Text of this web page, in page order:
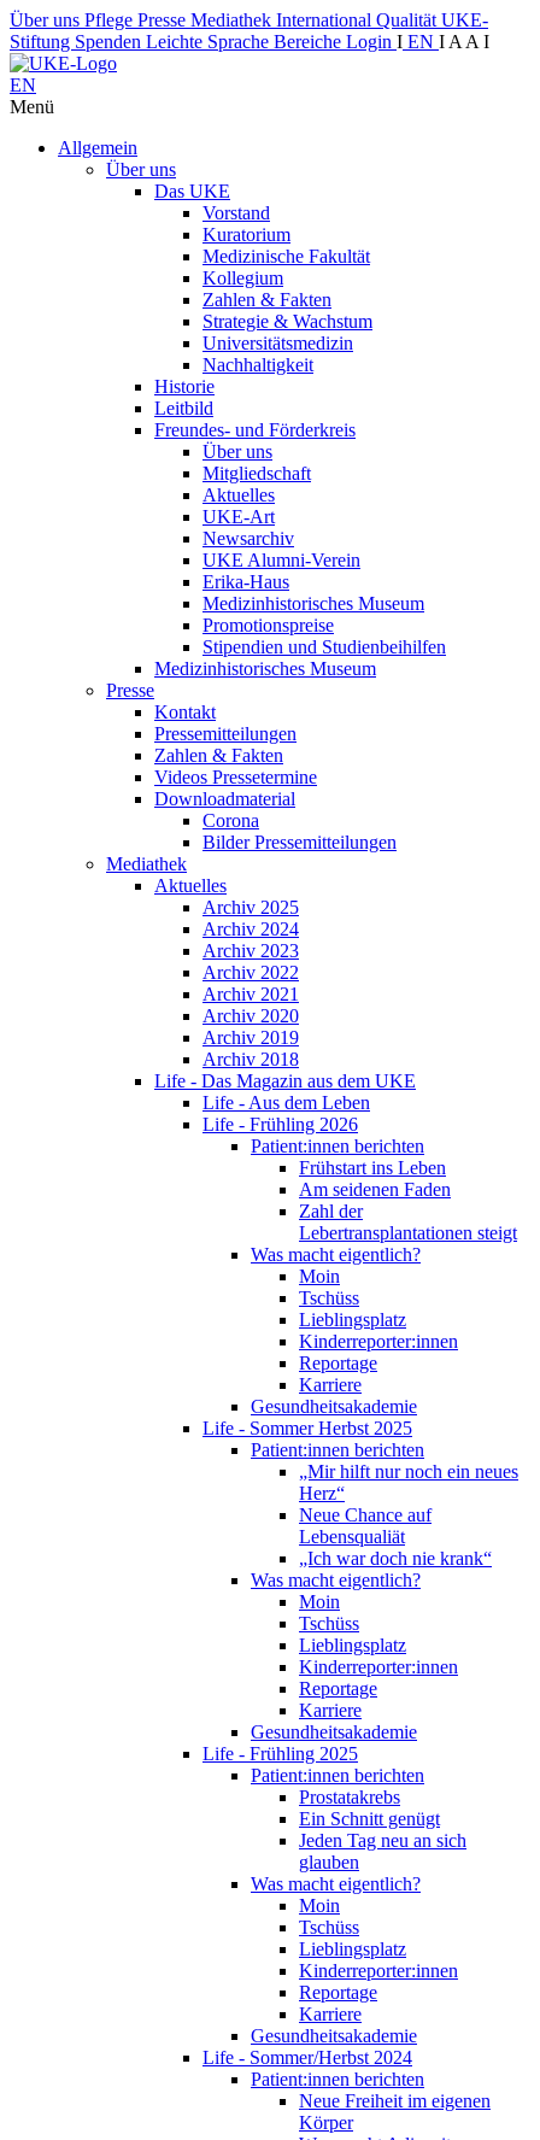
Über uns Pflege Presse Mediathek International Qualität UKE-
Stiftung Spenden Leichte Sprache Bereiche Login I EN I A A I
EN
Menü
Allgemein
Über uns
Das UKE
Vorstand
Kuratorium
Medizinische Fakultät
Kollegium
Zahlen & Fakten
Strategie & Wachstum
Universitätsmedizin
Nachhaltigkeit
Historie
Leitbild
Freundes- und Förderkreis
Über uns
Mitgliedschaft
Aktuelles
UKE-Art
Newsarchiv
UKE Alumni-Verein
Erika-Haus
Medizinhistorisches Museum
Promotionspreise
Stipendien und Studienbeihilfen
Medizinhistorisches Museum
Presse
Kontakt
Pressemitteilungen
Zahlen & Fakten
Videos Pressetermine
Downloadmaterial
Corona
Bilder Pressemitteilungen
Mediathek
Aktuelles
Archiv 2025
Archiv 2024
Archiv 2023
Archiv 2022
Archiv 2021
Archiv 2020
Archiv 2019
Archiv 2018
Life - Das Magazin aus dem UKE
Life - Aus dem Leben
Life - Frühling 2026
Patient:innen berichten
Frühstart ins Leben
Am seidenen Faden
Zahl der
Lebertransplantationen steigt
Was macht eigentlich?
Moin
Tschüss
Lieblingsplatz
Kinderreporter:innen
Reportage
Karriere
Gesundheitsakademie
Life - Sommer Herbst 2025
Patient:innen berichten
„Mir hilft nur noch ein neues
Herz“
Neue Chance auf
Lebensqualiät
„Ich war doch nie krank“
Was macht eigentlich?
Moin
Tschüss
Lieblingsplatz
Kinderreporter:innen
Reportage
Karriere
Gesundheitsakademie
Life - Frühling 2025
Patient:innen berichten
Prostatakrebs
Ein Schnitt genügt
Jeden Tag neu an sich
glauben
Was macht eigentlich?
Moin
Tschüss
Lieblingsplatz
Kinderreporter:innen
Reportage
Karriere
Gesundheitsakademie
Life - Sommer/Herbst 2024
Patient:innen berichten
Neue Freiheit im eigenen
Körper